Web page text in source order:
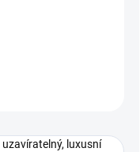
uzavíratelný, luxusní